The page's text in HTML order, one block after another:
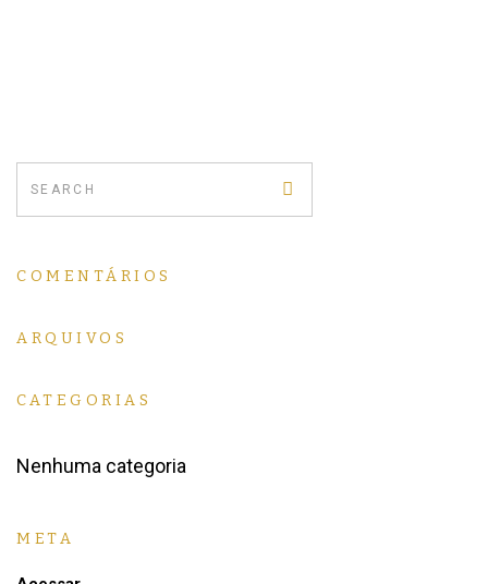
COMENTÁRIOS
ARQUIVOS
CATEGORIAS
Nenhuma categoria
META